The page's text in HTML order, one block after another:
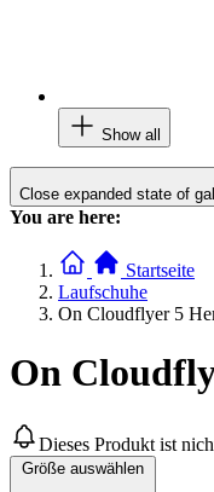
Show all
Close expanded state of
You are here:
Startseite
Laufschuhe
On Cloudflyer 5
On
Dieses Produkt ist
Größe auswählen